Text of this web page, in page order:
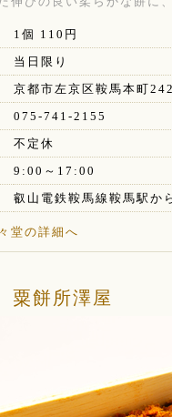
1個 110円
当日限り
京都市左京区鞍馬本町242
075-741-2155
不定休
9:00～17:00
叡山電鉄鞍馬線鞍馬駅か
堂の詳細へ
餅所澤屋